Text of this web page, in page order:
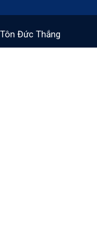
Đức Thắng